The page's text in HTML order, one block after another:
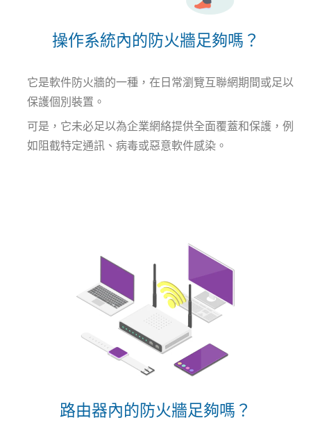
操作系統內的防火牆足夠嗎？
它是軟件防火牆的一種，在日常瀏覽互聯網期間或足以
保護個別裝置。
可是，它未必足以為企業網絡提供全面覆蓋和保護，例
如阻截特定通訊、病毒或惡意軟件感染。
路由器內的防火牆足夠嗎？